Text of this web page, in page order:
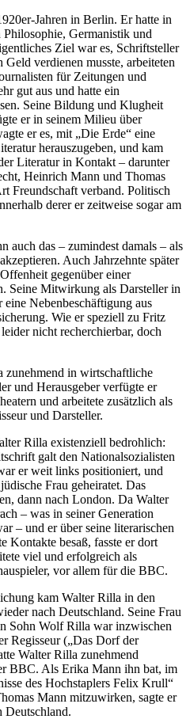
Jahren in Berlin. Er hatte in
Germanistik und
Ziel war es, Schriftsteller
verdienen musste, arbeiteten
für Zeitungen und
gut aus und hatte ein
Seine Bildung und Klugheit
er in seinem Milieu über
er es, mit „Die Erde“ eine
herauszugeben, und kam
Literatur in Kontakt – darunter
Heinrich Mann und Thomas
Freundschaft verband. Politisch
derer er zeitweise sogar am
auch das – zumindest damals – als
Auch Jahrzehnte später
gegenüber einer
Seine Mitwirkung als Darsteller in
Nebenbeschäftigung aus
Wie er speziell zu Fritz
nicht recherchierbar, doch
in wirtschaftliche
und Herausgeber verfügte er
und arbeitete zusätzlich als
und Darsteller.
Rilla existenziell bedrohlich:
galt den Nationalsozialisten
er weit links positioniert, und
Frau geheiratet. Das
dann nach London. Da Walter
– was in seiner Generation
– und er über seine literarischen
Kontakte besaß, fasste er dort
viel und erfolgreich als
vor allem für die BBC.
kam Walter Rilla in den
nach Deutschland. Seine Frau
Sohn Wolf Rilla war inzwischen
Regisseur („Das Dorf der
Walter Rilla zunehmend
BBC. Als Erika Mann ihn bat, im
des Hochstaplers Felix Krull“
Mann mitzuwirken, sagte er
Deutschland.